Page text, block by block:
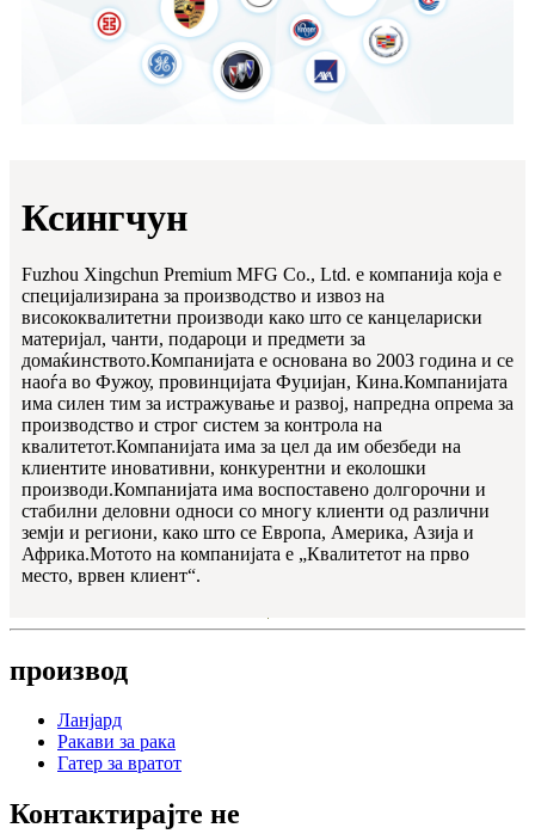
Ксингчун
Fuzhou Xingchun Premium MFG Co., Ltd. е компанија која е
специјализирана за производство и извоз на
висококвалитетни производи како што се канцелариски
материјал, чанти, подароци и предмети за
домаќинството.Компанијата е основана во 2003 година и се
наоѓа во Фужоу, провинцијата Фуџијан, Кина.Компанијата
има силен тим за истражување и развој, напредна опрема за
производство и строг систем за контрола на
квалитетот.Компанијата има за цел да им обезбеди на
клиентите иновативни, конкурентни и еколошки
производи.Компанијата има воспоставено долгорочни и
стабилни деловни односи со многу клиенти од различни
земји и региони, како што се Европа, Америка, Азија и
Африка.Мотото на компанијата е „Квалитетот на прво
место, врвен клиент“.
производ
Ланјард
Ракави за рака
Гатер за вратот
Контактирајте не